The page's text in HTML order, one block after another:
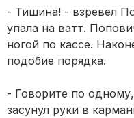
- Тишина! - взревел
упала на ватт.
ногой по кассе.
подобие порядка.
- Говорите по
засунул руки в